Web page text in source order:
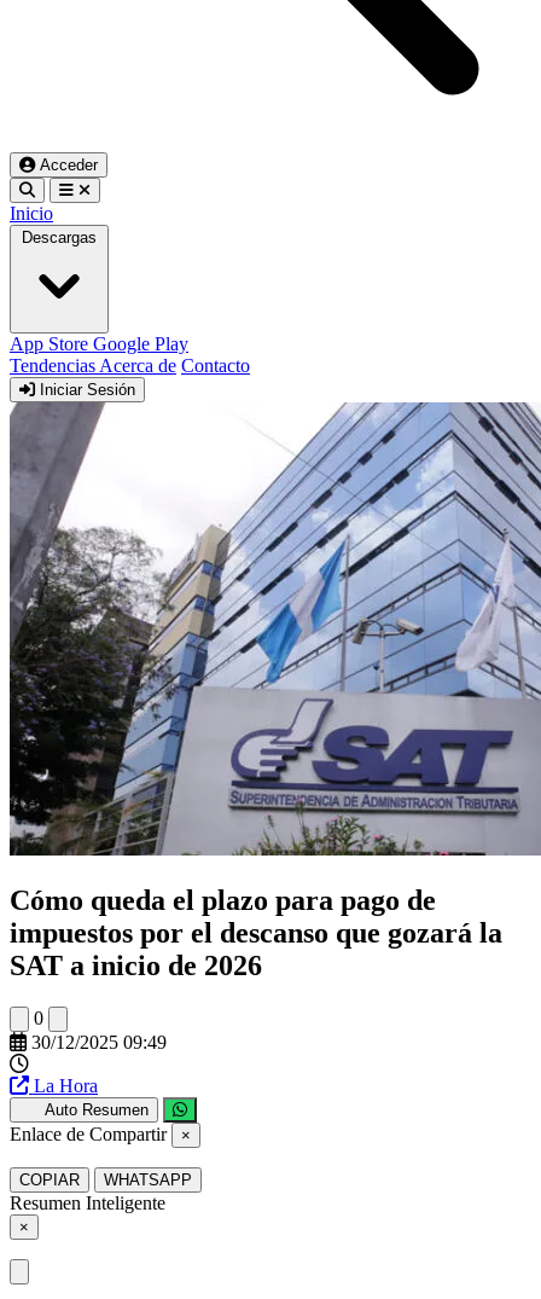
Acceder
Inicio
Descargas
App Store Google Play
Tendencias Acerca de Contacto
Iniciar Sesión
Cómo queda el plazo para pago de
impuestos por el descanso que gozará la
SAT a inicio de 2026
0
30/12/2025 09:49
La Hora
Auto Resumen
Enlace de Compartir ×
COPIAR WHATSAPP
Resumen Inteligente
×